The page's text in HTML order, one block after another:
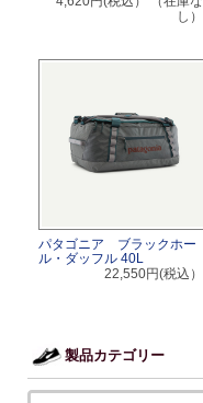
し）
パタゴニア ブラックホー
ル・ダッフル 40L
22,550円(税込）
製品カテゴリー